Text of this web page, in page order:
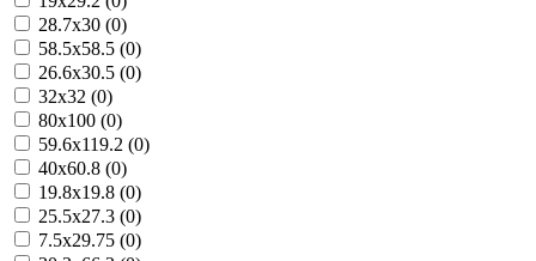
28.7x30 (0)
58.5x58.5 (0)
26.6x30.5 (0)
32x32 (0)
80x100 (0)
59.6x119.2 (0)
40x60.8 (0)
19.8x19.8 (0)
25.5x27.3 (0)
7.5x29.75 (0)